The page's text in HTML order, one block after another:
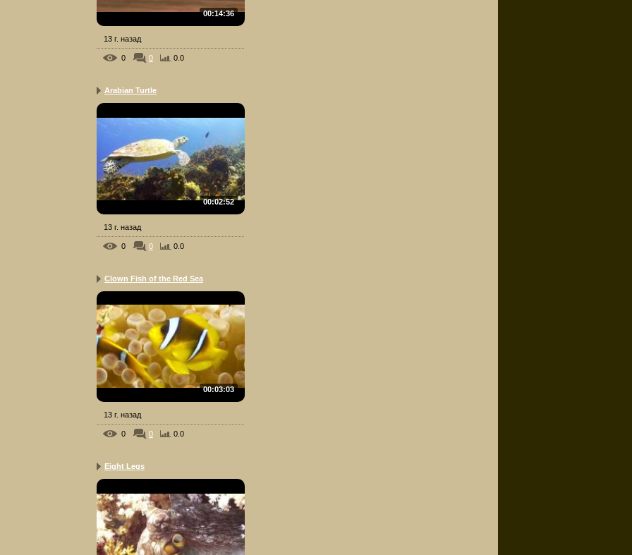
00:14:36
13 г. назад
0 0 0.0
Arabian Turtle
00:02:52
13 г. назад
0 0 0.0
Clown Fish of the Red Sea
00:03:03
13 г. назад
0 0 0.0
Eight Legs